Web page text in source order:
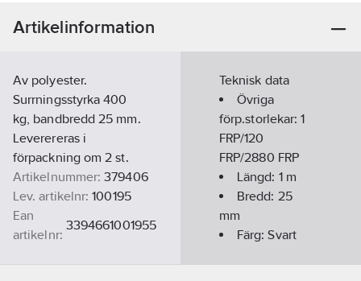
Artikelinformation
Av polyester.
Surrningsstyrka 400
kg, bandbredd 25 mm.
Leverereras i
förpackning om 2 st.
Artikelnummer: 379406
Lev. artikelnr: 100195
Ean
artikelnr:
3394661001955
299854
Teknisk data
Övriga
förp.storlekar:1
FRP/120
FRP/2880 FRP
Längd: 1m
Bredd: 25
mm
Färg:Svart